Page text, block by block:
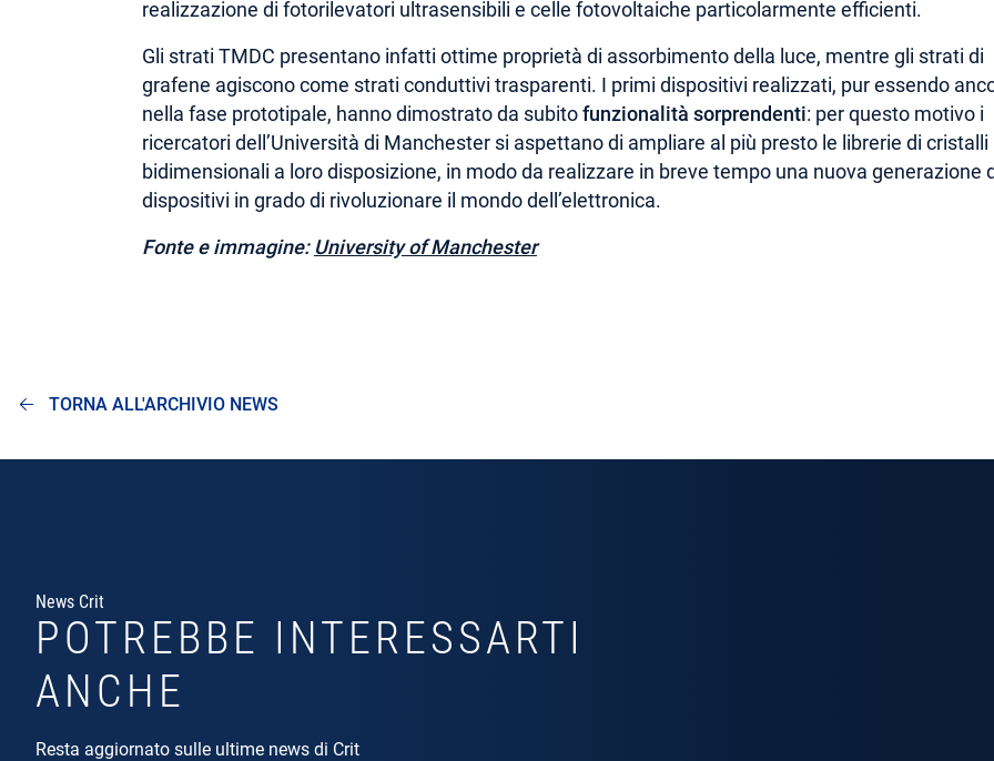
realizzazione di fotorilevatori ultrasensibili e celle fotovoltaiche particolarmente efficienti.
Gli strati TMDC presentano infatti ottime proprietà di assorbimento della luce, mentre gli strati di
grafene agiscono come strati conduttivi trasparenti. I primi dispositivi realizzati, pur essendo
nella fase prototipale, hanno dimostrato da subitofunzionalità sorprendenti: per questo motivo i
ricercatori dell’Università di Manchester si aspettano di ampliare al più presto le librerie di cristalli
bidimensionali a loro disposizione, in modo da realizzare in breve tempo una nuova generazione
dispositivi in grado di rivoluzionare il mondo dell’elettronica.
Fonte e immagine: University of Manchester
TORNA ALL'ARCHIVIO NEWS
News Crit
POTREBBE INTERESSARTI
ANCHE
Resta aggiornato sulle ultime news di Crit